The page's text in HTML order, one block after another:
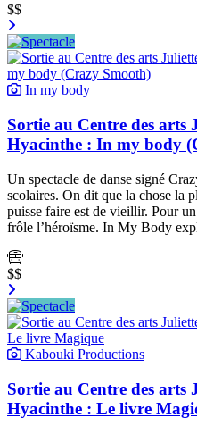
$$
In my body
Sortie au Centre des arts
Hyacinthe : In my body
Un spectacle de danse signé
scolaires. On dit que la chose la
puisse faire est de vieillir. Pour
frôle l’héroïsme. In My Body
$$
Kabouki Productions
Sortie au Centre des arts
Hyacinthe : Le livre